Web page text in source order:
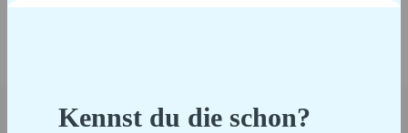
Kennst du die schon?